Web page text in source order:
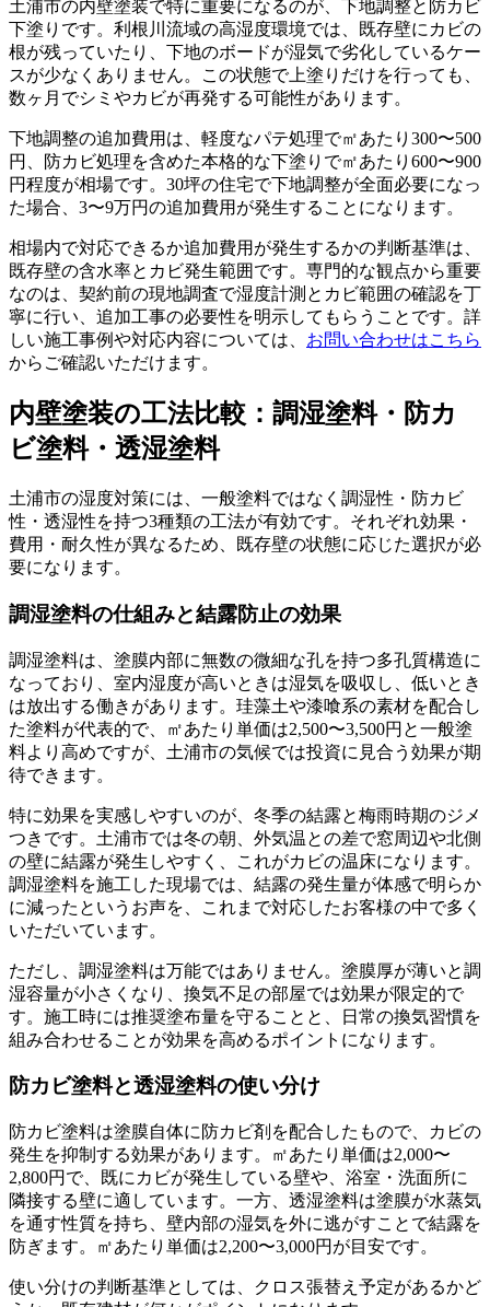
土浦市の内壁塗装で特に重要になるのが、下地調整と防カビ
下塗りです。利根川流域の高湿度環境では、既存壁にカビの
根が残っていたり、下地のボードが湿気で劣化しているケー
スが少なくありません。この状態で上塗りだけを行っても、
数ヶ月でシミやカビが再発する可能性があります。
下地調整の追加費用は、軽度なパテ処理で㎡あたり300〜500
円、防カビ処理を含めた本格的な下塗りで㎡あたり600〜900
円程度が相場です。30坪の住宅で下地調整が全面必要になっ
た場合、3〜9万円の追加費用が発生することになります。
相場内で対応できるか追加費用が発生するかの判断基準は、
既存壁の含水率とカビ発生範囲です。専門的な観点から重要
なのは、契約前の現地調査で湿度計測とカビ範囲の確認を丁
寧に行い、追加工事の必要性を明示してもらうことです。詳
しい施工事例や対応内容については、 お問い合わせはこちら
からご確認いただけます。
内壁塗装の工法比較：調湿塗料・防カ
ビ塗料・透湿塗料
土浦市の湿度対策には、一般塗料ではなく調湿性・防カビ
性・透湿性を持つ3種類の工法が有効です。それぞれ効果・
費用・耐久性が異なるため、既存壁の状態に応じた選択が必
要になります。
調湿塗料の仕組みと結露防止の効果
調湿塗料は、塗膜内部に無数の微細な孔を持つ多孔質構造に
なっており、室内湿度が高いときは湿気を吸収し、低いとき
は放出する働きがあります。珪藻土や漆喰系の素材を配合し
た塗料が代表的で、㎡あたり単価は2,500〜3,500円と一般塗
料より高めですが、土浦市の気候では投資に見合う効果が期
待できます。
特に効果を実感しやすいのが、冬季の結露と梅雨時期のジメ
つきです。土浦市では冬の朝、外気温との差で窓周辺や北側
の壁に結露が発生しやすく、これがカビの温床になります。
調湿塗料を施工した現場では、結露の発生量が体感で明らか
に減ったというお声を、これまで対応したお客様の中で多く
いただいています。
ただし、調湿塗料は万能ではありません。塗膜厚が薄いと調
湿容量が小さくなり、換気不足の部屋では効果が限定的で
す。施工時には推奨塗布量を守ることと、日常の換気習慣を
組み合わせることが効果を高めるポイントになります。
防カビ塗料と透湿塗料の使い分け
防カビ塗料は塗膜自体に防カビ剤を配合したもので、カビの
発生を抑制する効果があります。㎡あたり単価は2,000〜
2,800円で、既にカビが発生している壁や、浴室・洗面所に
隣接する壁に適しています。一方、透湿塗料は塗膜が水蒸気
を通す性質を持ち、壁内部の湿気を外に逃がすことで結露を
防ぎます。㎡あたり単価は2,200〜3,000円が目安です。
使い分けの判断基準としては、クロス張替え予定があるかど